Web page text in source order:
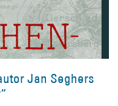
Jan Seghers